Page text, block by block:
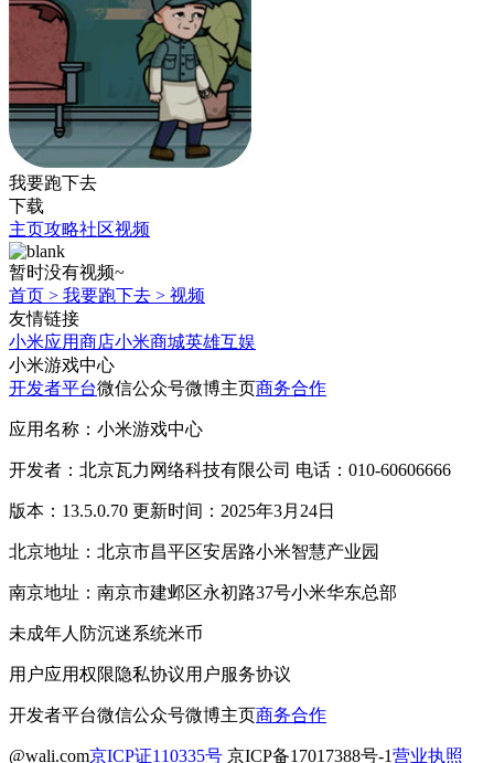
我要跑下去
下载
主页攻略社区视频
暂时没有视频~
首页 > 我要跑下去 > 视频
友情链接
小米应用商店小米商城英雄互娱
小米游戏中心
开发者平台微信公众号微博主页商务合作
应用名称：小米游戏中心
开发者：北京瓦力网络科技有限公司 电话：010-60606666
版本：13.5.0.70 更新时间：2025年3月24日
北京地址：北京市昌平区安居路小米智慧产业园
南京地址：南京市建邺区永初路37号小米华东总部
未成年人防沉迷系统米币
用户应用权限隐私协议用户服务协议
开发者平台微信公众号微博主页商务合作
@wali.com京ICP证110335号 京ICP备17017388号-1营业执照